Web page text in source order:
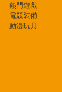
熱門遊戲
電競裝備
動漫玩具